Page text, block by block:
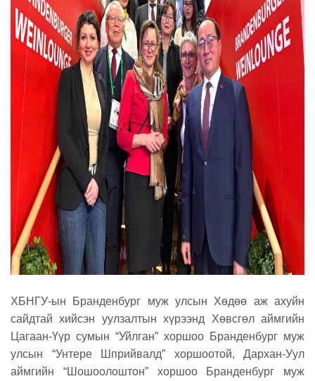
ХБНГУ-ын Бранденбург муж улсын Хөдөө аж ахуйн
сайдтай хийсэн уулзалтын хүрээнд Хөвсгөл аймгийн
Цагаан-Үүр сумын “Уйлган” хоршоо Бранденбург муж
улсын “Унтере Шприйвалд” хоршоотой, Дархан-Уул
аймгийн “Шошоолоштон” хоршоо Бранденбург муж